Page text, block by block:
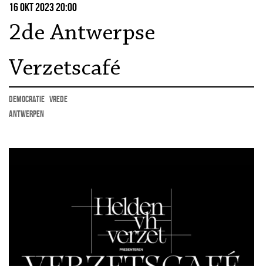
Aktief
16 okt 2023 20:00
2de Antwerpse
Verzetscafé
democratie vrede
Antwerpen